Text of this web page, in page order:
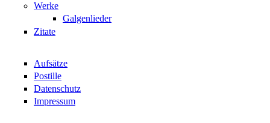
Werke
Galgenlieder
Zitate
Aufsätze
Postille
Datenschutz
Impressum